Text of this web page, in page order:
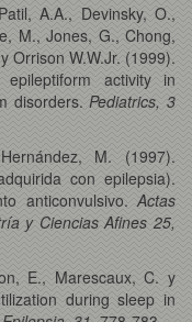
A.A., Devinsky, O.,
M., Jones, G., Chong,
Orrison W.W.Jr. (1999).
epileptiform activity in
disorders. Pediatrics, 3
M. (1997).
con epilepsia).
anticonvulsivo. Actas
y Ciencias Afines 25,
E., Marescaux, C. y
during sleep in